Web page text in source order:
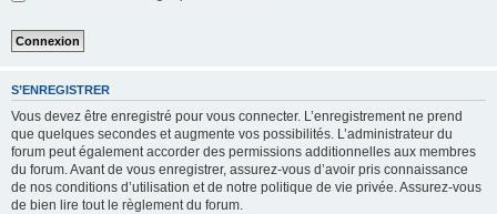
S’ENREGISTRER
Vous devez être enregistré pour vous connecter. L’enregistrement ne prend
que quelques secondes et augmente vos possibilités. L’administrateur du
forum peut également accorder des permissions additionnelles aux membres
du forum. Avant de vous enregistrer, assurez-vous d’avoir pris connaissance
de nos conditions d’utilisation et de notre politique de vie privée. Assurez-vous
de bien lire tout le règlement du forum.